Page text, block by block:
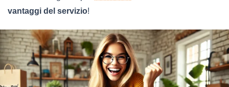
vantaggi del servizio!